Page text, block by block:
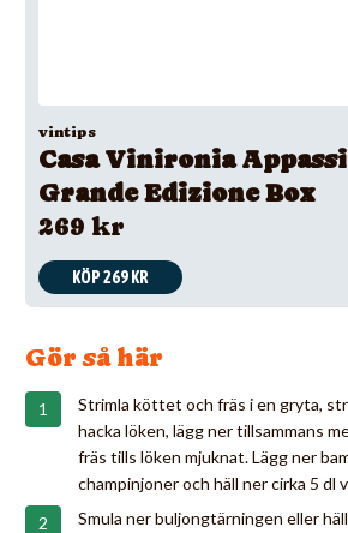
vintips
Casa Vinironia
Grande Edizione Box
269 kr
KÖP 269 KR
Gör så här
Strimla köttet och fräs i en gryta,
hacka löken, lägg ner tillsammans
fräs tills löken mjuknat. Lägg ner
champinjoner och häll ner cirka 5 dl
Smula ner buljongtärningen eller